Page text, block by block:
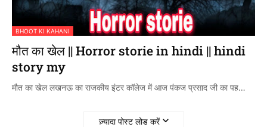
BHOOT KI KAHANI
मौत का खेल || Horror storie in hindi || hindi
story my
मौत का खेल लखनऊ का राजकीय इंटर कॉलेज में आज पंकज प्रसाद जी का पह…
ज़्यादा पोस्ट लोड करें